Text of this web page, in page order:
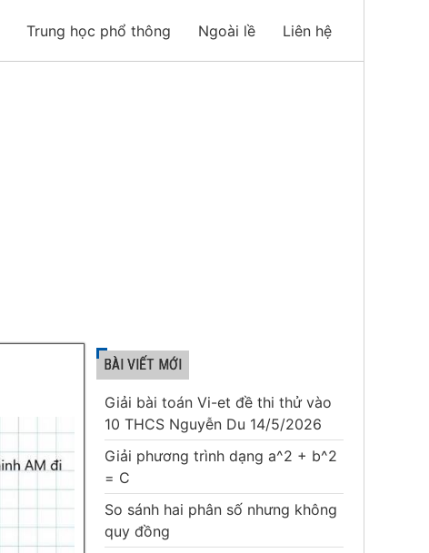
Trung học phổ thông Ngoài lề Liên hệ
BÀI VIẾT MỚI
Giải bài toán Vi-et đề thi thử vào
10 THCS Nguyễn Du 14/5/2026
Giải phương trình dạng a^2 + b^2
= C
So sánh hai phân số nhưng không
quy đồng